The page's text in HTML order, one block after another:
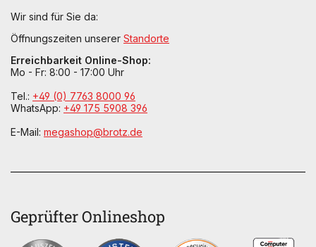
Wir sind für Sie da:
Öffnungszeiten unserer Standorte
Erreichbarkeit Online-Shop:
Mo - Fr: 8:00 - 17:00 Uhr
Tel.: +49 (0) 7763 8000 96
WhatsApp: +49 175 5908 396
E-Mail: megashop@brotz.de
Geprüfter Onlineshop